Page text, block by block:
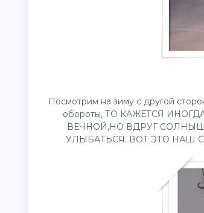
Посмотрим на зиму с другой
обороты, ТО КАЖЕТСЯ
ВЕЧНОЙ,НО ВДРУГ
УЛЫБАТЬСЯ. ВОТ ЭТО НАШ